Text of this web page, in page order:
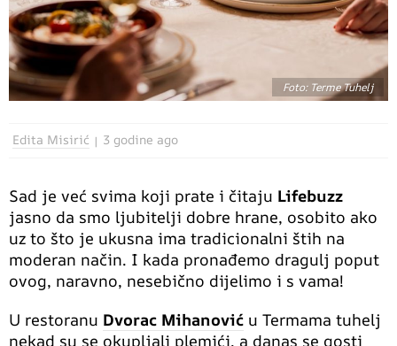
Foto: Terme Tuhelj
Edita Misirić 3 godine ago
Sad je već svima koji prate i čitaju Lifebuzz
jasno da smo ljubitelji dobre hrane, osobito ako
uz to što je ukusna ima tradicionalni štih na
moderan način. I kada pronađemo dragulj poput
ovog, naravno, nesebično dijelimo i s vama!
U restoranu Dvorac Mihanović u Termama tuhelj
nekad su se okupljali plemići, a danas se gosti